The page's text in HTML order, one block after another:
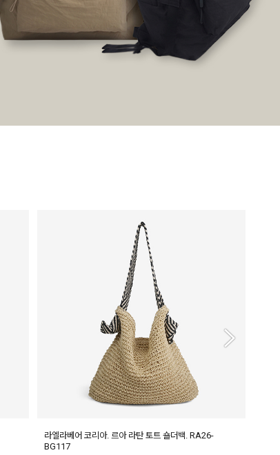
라엘라베어 코리아. 르아 라탄 토트 숄더백. RA26-
BG117